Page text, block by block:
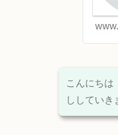
こんにちは
ししていき